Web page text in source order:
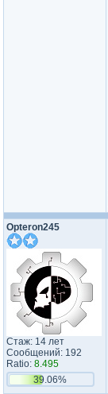
Opteron245
Стаж: 14 лет
Сообщений: 192
Ratio: 8.495
39.06%